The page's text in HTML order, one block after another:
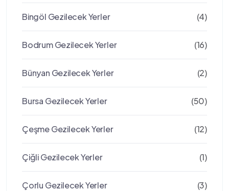
Bingöl Gezilecek Yerler (4)
Bodrum Gezilecek Yerler (16)
Bünyan Gezilecek Yerler (2)
Bursa Gezilecek Yerler (50)
Çeşme Gezilecek Yerler (12)
Çiğli Gezilecek Yerler (1)
Çorlu Gezilecek Yerler (3)